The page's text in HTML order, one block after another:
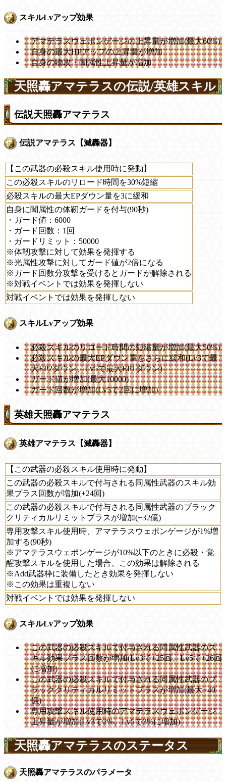
スキルLvアップ効果
アマテラスウェポンゲージの上昇量が増加(最大60%)
自身の最大HPアップの上昇量が増加
自身の物攻・闇属性上昇量が増加
天照轟アマテラスの伝説/英雄スキル
伝説天照轟アマテラス
伝説アマテラス【滅轟器】
【この武器の必殺スキル使用時に発動】
この必殺スキルのリロード時間を30%短縮
必殺スキルの最大EPダウン量を3に緩和
自身に闇属性の体靭ガードを付与(90秒)
・ガード値：6000
・ガード回数：1回
・ガードリミット：50000
※体靭攻撃に対して効果を発揮する
※光属性攻撃に対してガード値が2倍になる
※ガード回数分攻撃を受けるとガードが解除される
※対戦イベントでは効果を発揮しない
対戦イベントでは効果を発揮しない
スキルLvアップ効果
必殺スキルのリロード時間の短縮量が増加(最大50%)
必殺スキルの最大EPダウン量をさらに緩和(Lv3で最
大EP2ダウン、Lv5で最大EP1ダウン)
ガード値が増加(最大10000)
ガード回数が増加(Lv5で2回に増加)
英雄天照轟アマテラス
英雄アマテラス【滅轟器】
【この武器の必殺スキル使用時に発動】
この武器の必殺スキルで付与される同属性武器のスキル効
果プラス回数が増加(+24回)
この武器の必殺スキルで付与される同属性武器のブラック
クリティカルリミットプラスが増加(+32億)
専用攻撃スキル使用時、アマテラスウェポンゲージが1%増
加する(90秒)
※アマテラスウェポンゲージが10%以下のときに必殺・覚
醒攻撃スキルを使用した場合、この効果は解除される
※Add武器枠に装備したとき効果を発揮しない
※この効果は重複しない
対戦イベントでは効果を発揮しない
スキルLvアップ効果
この武器の必殺スキルで付与される同属性武器のス
キル効果プラス回数が増加(Lv3で+25回、Lv5で+26回
に増加)
この武器の必殺スキルで付与される同属性武器のブ
ラッククリティカルリミットプラスが増加(最大+40
億)
専用攻撃スキル使用時のアマテラスウェポンゲージ
上昇量が増加(Lv3で2%、Lv5で3%に増加)
天照轟アマテラスのステータス
天照轟アマテラスのパラメータ